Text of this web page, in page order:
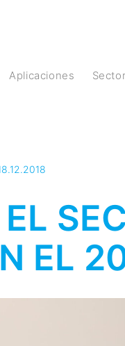
Aplicaciones
EL